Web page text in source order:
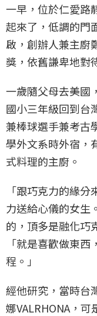
一早，位於仁愛路
起來了，低調的門
啟，創辦人兼主廚
獎，依舊謙卑地對
一歲隨父母去美國
國小三年級回到台
兼棒球選手兼考古
學外文系時外宿，
式料理的主廚。
「跟巧克力的緣
力送給心儀的女生
的，頂多是融化巧
「就是喜歡做東
程。」
經他研究，當時台
娜VALRHONA，